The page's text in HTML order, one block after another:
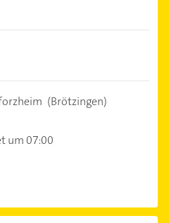
(Brötzingen)
um 07:00